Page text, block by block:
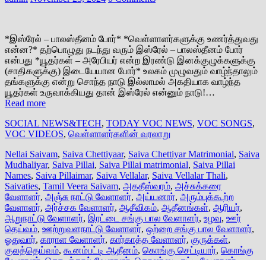
*இஸ்ரேல் – பாலஸ்தீனம் போர்* *வெள்ளாளர்களுக்கு உணர்த்துவது
என்ன?* தற்பொழுது நடந்து வரும் இஸ்ரேல் – பாலஸ்தீனம் போர்
என்பது *யூதர்கள் – அரேபியர் என்ற இரண்டு இனக்குழுக்களுக்கு
(சாதிகளுக்கு) இடையேயான போர்* உலகம் முழுவதும் வாழ்ந்தாலும்
தங்களுக்கு என்று சொந்த நாடு இல்லாமல் அகதியாக வாழ்ந்த
யூதர்கள் உருவாக்கியது தான் இஸ்ரேல் என்னும் நாடு!…
Read more
SOCIAL NEWS&TECH, TODAY VOC NEWS, VOC SONGS,
VOC VIDEOS, வெள்ளாளர்களின் வரலாறு
Nellai Saivam, Saiva Chettiyaar, Saiva Chettiyar Matrimonial, Saiva
Mudhaliyar, Saiva Pillai, Saiva Pillai matrimonial, Saiva Pillai
Names, Saiva Pillaimar, Saiva Vellalar, Saiva Vellalar Thali,
Saivaties, Tamil Veera Saivam, அகதீஸ்வரம், அச்சுக்கரை
வேளாளர், அஞ்சு நாட்டு வேளாளர், அய்யனார், அரும்புக்கூற்ற
வேளாளர், அர்ச்சக வேளாளர், ஆசீவிகம், ஆதீனங்கள், ஆரியர்,
ஆறுநாட்டு வேளாளர், இரட்டை சங்கு பால வேளாளர், உழவு, ஊர்
தெய்வம், ஊற்றுவளநாட்டு வேளாளர், ஒற்றை சங்கு பால வேளாளர்,
ஓதுவார், காராள வேளாளர், கார்காத்த வேளாளர், குருக்கள்,
குலத்தெய்வம், கூனம்பட்டி ஆதீனம், கொங்கு செட்டியார், கொங்கு